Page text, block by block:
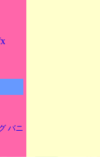
バニ